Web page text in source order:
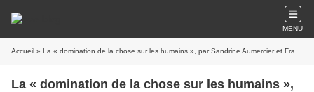
MENU
Accueil » La « domination de la chose sur les humains », par Sandrine Aumercier et Frank Grohmann
La « domination de la chose sur les humains »,